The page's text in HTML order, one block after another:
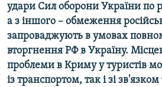
удари Сил оборони України по
а з іншого – обмеження
запроваджують в умовах
вторгнення РФ в Україну.
проблеми в Криму у туристів
із транспортом, так і зі